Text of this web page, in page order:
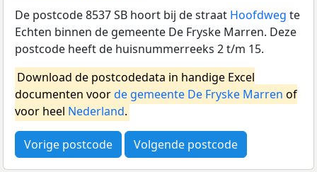
De postcode 8537 SB hoort bij de straat Hoofdweg te
Echten binnen de gemeente De Fryske Marren. Deze
postcode heeft de huisnummerreeks 2 t/m 15.
Download de postcodedata in handige Excel
documenten voorde gemeente De Fryske Marren of
voor heel Nederland.
Vorige postcode Volgende postcode